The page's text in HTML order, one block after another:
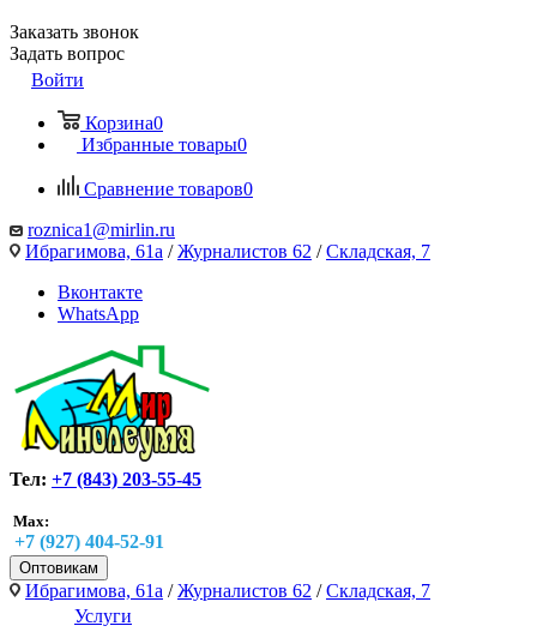
Заказать звонок
Задать вопрос
Войти
Корзина0
Избранные товары0
Сравнение товаров0
roznica1@mirlin.ru
Ибрагимова, 61а /Журналистов 62 /Складская, 7
Вконтакте
WhatsApp
Тел: +7 (843) 203-55-45
Max:
+7 (927) 404-52-91
Оптовикам
Ибрагимова, 61а /Журналистов 62 /Складская, 7
Услуги